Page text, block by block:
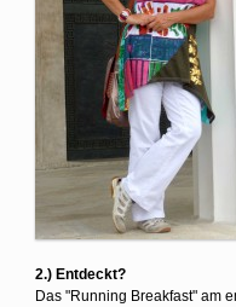
2.) Entdeckt?
Das "Running Breakfast" am